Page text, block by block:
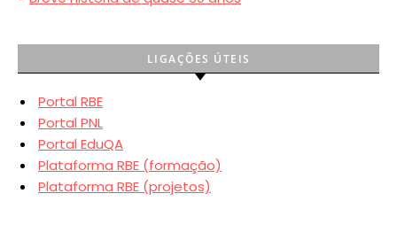
LIGAÇÕES ÚTEIS
Portal RBE
Portal PNL
Portal EduQA
Plataforma RBE (formação)
Plataforma RBE (projetos)